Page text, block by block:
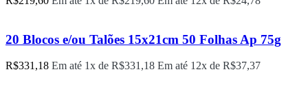
20 Blocos e/ou Talões 15x21cm 50 Folhas Ap 75g
R$331,18 Em até 1x de R$331,18 Em até 12x de R$37,37